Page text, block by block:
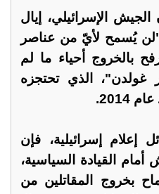
الإسرائيلي، إيال
"لن يُسمح لأيّ من عناصر
بالخروج أحياء ما لم
غولدن"، الذي تحتجزه
إسرائيلية، فإن
القيادة السياسية،
بخروج المقاتلين من